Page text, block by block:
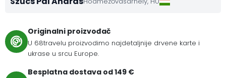
Originalni proizvođač
U 68travelu proizvodimo najdetaljnije drvene karte i
ukrase u srcu Europe.
Besplatna dostava od 149 €